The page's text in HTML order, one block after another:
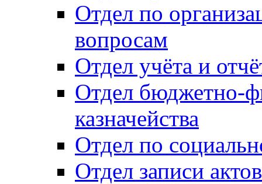
Отдел по
вопросам
Отдел учёта и
Отдел бюджетно-
казначейства
Отдел по
Отдел записи